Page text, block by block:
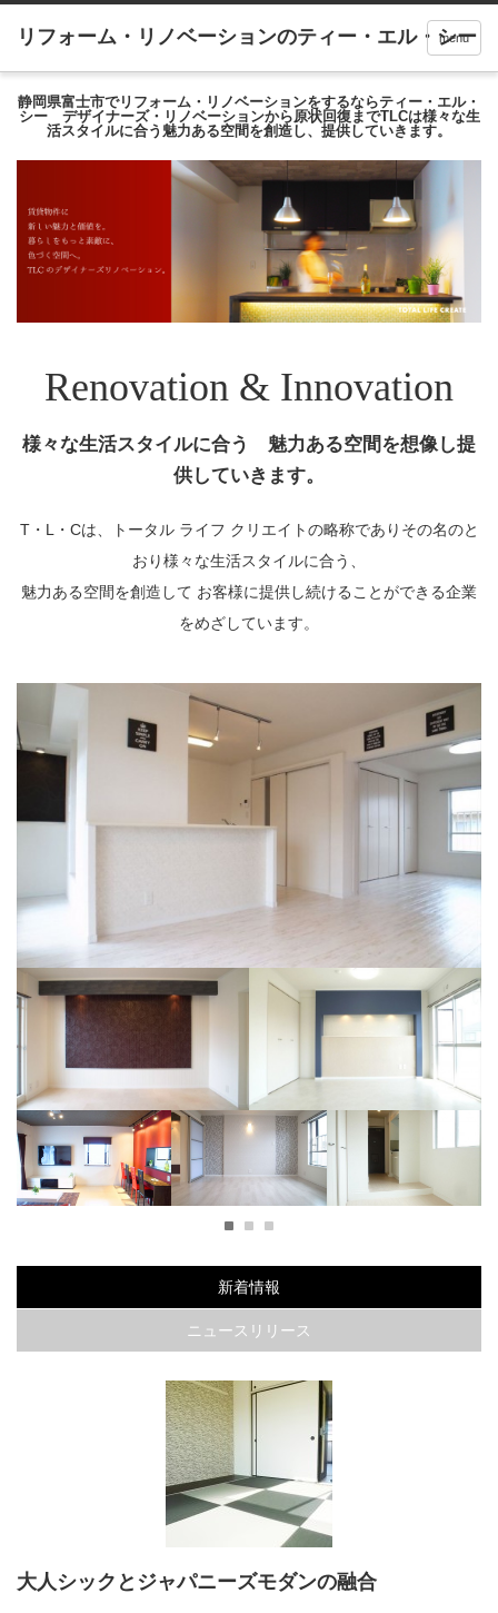
menu
静岡県富士市でリフォーム・リノベーションをするならティー・エル・
シー デザイナーズ・リノベーションから原状回復までTLCは様々な生
活スタイルに合う魅力ある空間を創造し、提供していきます。
Renovation & Innovation
様々な生活スタイルに合う 魅力ある空間を想像し提
供していきます。
T・L・Cは、トータル ライフ クリエイトの略称でありその名のと
おり様々な生活スタイルに合う、
魅力ある空間を創造して お客様に提供し続けることができる企業
をめざしています。
白とブルーで統一したスタイリッシュなお部屋
海外のホテルの様なラグジュア
大胆なクロスを使用したシティ
Ｏｌｄ Ｎｅｗ Ｙｏｒ
ダークカラー×パステルカ
ラーでツンデレなお部屋
うずまき模様が可愛いお
1 2
新着情報
ニュースリリース
大人シックとジャパニーズモダンの融合